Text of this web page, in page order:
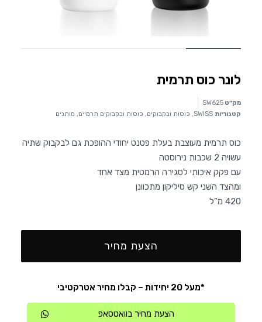
לונר כוס תרמית
מק״ט SW625
קטגוריות SWISS
, כוסות ובקבוקים, כוסות ובקבוקים תרמיים, מותגים
כוס תרמית מעוצבת בעלת פטנט יחודי ההופכת גם לבקבוק שתיה
עשויה 2 שכבות נירוסטה
עם פקק איכותי לסגירה הרמטית מצד אחד
ומהצד השני קש סיליקון מתכוונן
420 מ”ל
הצעת מחיר
*מעל 20 יחידות – קבלו מחיר אטרקטיבי
הצעת מחיר בוואטסאפ